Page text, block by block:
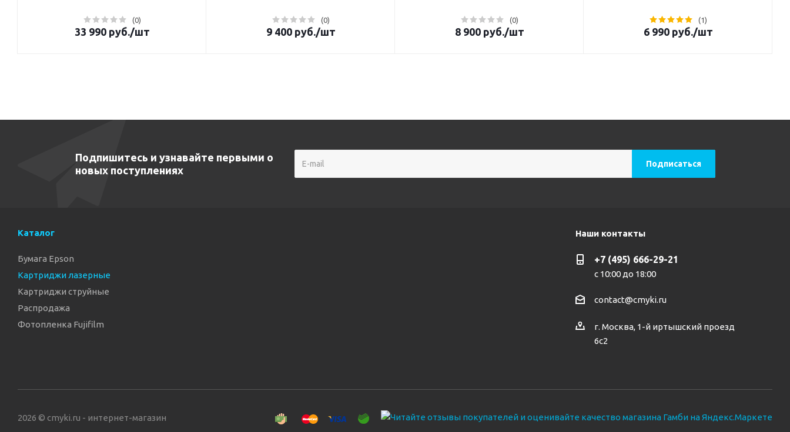
(0)
33 990руб./шт
(0)
9 400руб./шт
(0)
8 900руб./шт
(1)
6 990руб./шт
Подпишитесь и узнавайте первыми о
новых поступлениях
Каталог
Бумага Epson
Картриджи лазерные
Картриджи струйные
Распродажа
Фотопленка Fujifilm
Наши контакты
+7 (495) 666-29-21
с 10:00 до 18:00
contact@cmyki.ru
г. Москва, 1-й иртышский проезд
6с2
2026 © cmyki.ru - интернет-магазин